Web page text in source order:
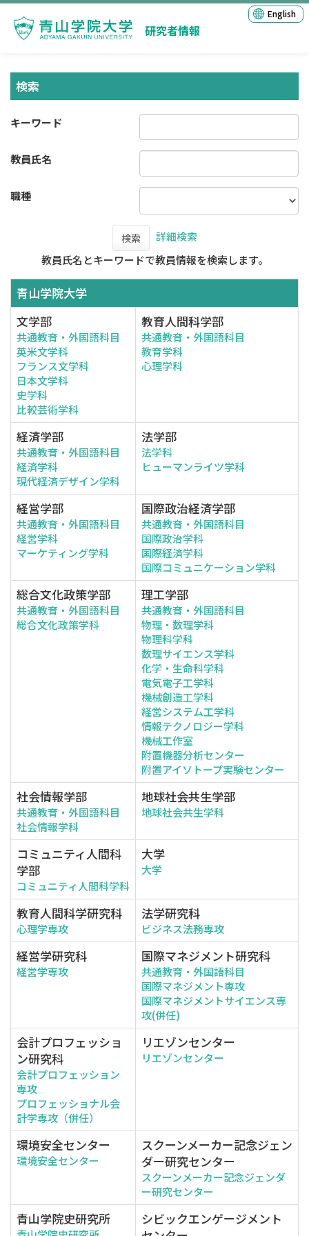
研究者情報
English
検索
キーワード
教員氏名
職種
検索
詳細検索
教員氏名とキーワードで教員情報を検索します。
青山学院大学
文学部
共通教育・外国語科目
英米文学科
フランス文学科
日本文学科
史学科
比較芸術学科
教育人間科学部
共通教育・外国語科目
教育学科
心理学科
経済学部
共通教育・外国語科目
経済学科
現代経済デザイン学科
法学部
法学科
ヒューマンライツ学科
経営学部
共通教育・外国語科目
経営学科
マーケティング学科
国際政治経済学部
共通教育・外国語科目
国際政治学科
国際経済学科
国際コミュニケーション学科
総合文化政策学部
共通教育・外国語科目
総合文化政策学科
理工学部
共通教育・外国語科目
物理・数理学科
物理科学科
数理サイエンス学科
化学・生命科学科
電気電子工学科
機械創造工学科
経営システム工学科
情報テクノロジー学科
機械工作室
附置機器分析センター
附置アイソトープ実験センター
社会情報学部
共通教育・外国語科目
社会情報学科
地球社会共生学部
地球社会共生学科
コミュニティ人間科
学部
コミュニティ人間科学科
大学
大学
教育人間科学研究科
心理学専攻
法学研究科
ビジネス法務専攻
経営学研究科
経営学専攻
国際マネジメント研究科
共通教育・外国語科目
国際マネジメント専攻
国際マネジメントサイエンス専
攻(併任)
会計プロフェッショ
ン研究科
会計プロフェッション
専攻
プロフェッショナル会
計学専攻（併任）
リエゾンセンター
リエゾンセンター
環境安全センター
環境安全センター
スクーンメーカー記念ジェン
ダー研究センター
スクーンメーカー記念ジェンダ
ー研究センター
青山学院史研究所
シビックエンゲージメント